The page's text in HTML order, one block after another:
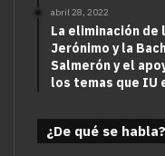
abril 28, 2022
La eliminación
Jerónimo y la
Salmerón y el
los temas que IU
¿De qué se habla?